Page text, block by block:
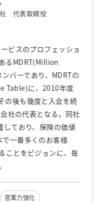
社 代表取締役
ビスのプロフェッショ
るMDRT(Million
バーであり、MDRTの
Table)に、2010年度
の後も幾度と入会を続
社の代表となる。同社
しており、保険の価値
一番多くのお客様
ことをビジョンに、毎
営業力強化